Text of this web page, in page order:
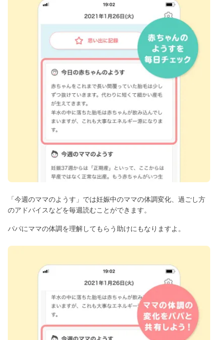
「今週のママのようす」では妊娠中のママの体調変化、過ごし方
のアドバイスなどを毎週読むことができます。
パパにママの体調を理解してもらう助けにもなりますよ。